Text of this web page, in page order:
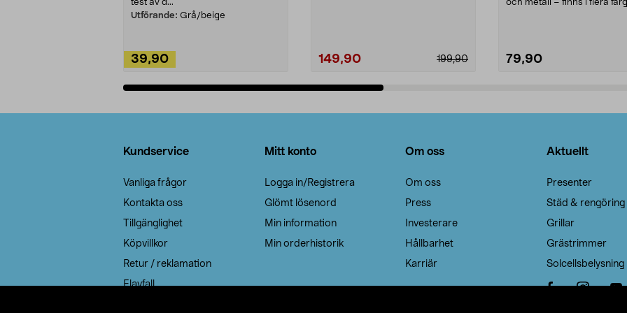
test av d...
Utförande: Grå/beige
39,90 199,90
149,90
och metall – finns i flera
79,90
Kundservice
Vanliga frågor
Kontakta oss
Tillgänglighet
Köpvillkor
Retur / reklamation
Elavfall
Mitt konto
Logga in/Registrera
Glömt lösenord
Min information
Min orderhistorik
Om oss
Om oss
Press
Investerare
Hållbarhet
Karriär
Aktuellt
Presenter
Städ & rengöring
Grillar
Grästrimmer
Solcellsbelysning